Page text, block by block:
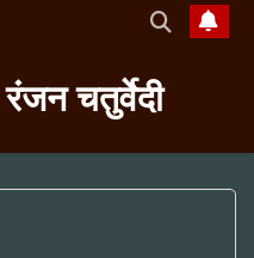
चतुर्वेदी